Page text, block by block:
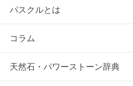
パスクルとは
コラム
天然石・パワーストーン辞典